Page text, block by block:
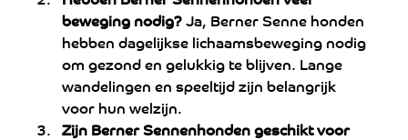
beweging nodig? Ja, Berner Senne honden
hebben dagelijkse lichaamsbeweging nodig
om gezond en gelukkig te blijven. Lange
wandelingen en speeltijd zijn belangrijk
voor hun welzijn.
Zijn Berner Sennenhonden geschikt voor